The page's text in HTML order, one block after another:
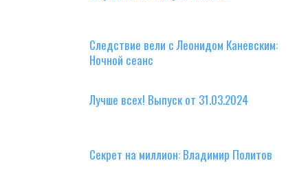
Следствие вели с Леонидом Каневским:
Ночной сеанс
Лучше всех! Выпуск от 31.03.2024
Секрет на миллион: Владимир Политов